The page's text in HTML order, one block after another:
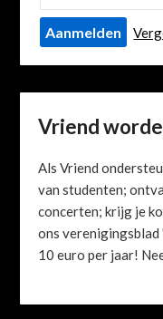
Vriend
Als Vriend
van studenten;
concerten; krijg je
ons verenigingsblad
10 euro per jaar!